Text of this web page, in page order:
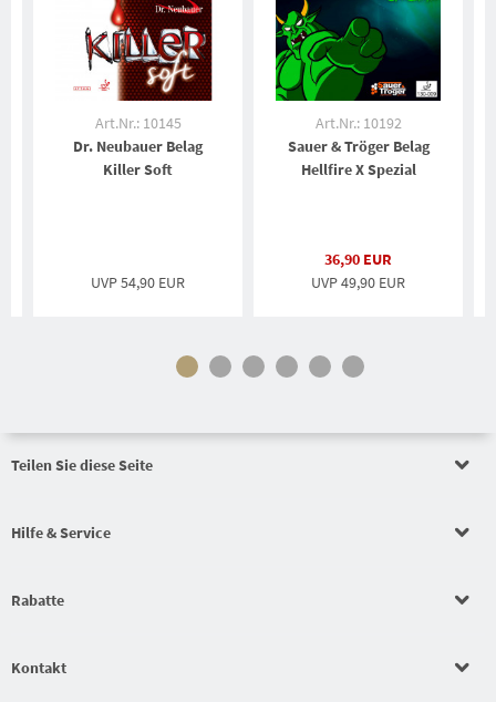
Art.Nr.: 10145
Dr. Neubauer Belag
Killer Soft
UVP54,90 EUR
Art.Nr.: 10192
Sauer & Tröger Belag
Hellfire X Spezial
36,90 EUR
UVP 49,90 EUR
Teilen Sie diese Seite
Hilfe & Service
Rabatte
Kontakt